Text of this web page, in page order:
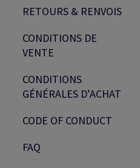
RETOURS & RENVOIS
CONDITIONS DE
VENTE
CONDITIONS
GÉNÉRALES D’ACHAT
CODE OF CONDUCT
FAQ